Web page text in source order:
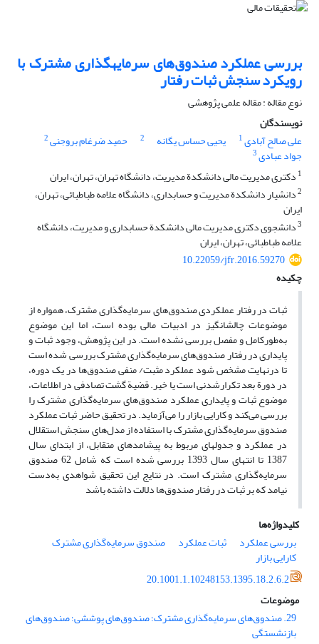
بررسی عملکرد صندوق‌های سرمایهگذاری مشترک با
رویکرد سنجش ثبات رفتار
نوع مقاله : مقاله علمی پژوهشی
نویسندگان
علی صالح آبادی1 یحیی حساس یگانه 2 حمید ضرغام بروجنی2
جواد عبادی3
1 دکتری مدیریت مالی دانشکدة مدیریت، دانشگاه تهران، تهران، ایران
2دانشیار دانشکدة مدیریت و حسابداری، دانشگاه علامه طباطبائی، تهران،
ایران
3دانشجوی دکتری مدیریت مالی دانشکدة حسابداری و مدیریت، دانشگاه
علامه طباطبائی، تهران، ایران
10.22059/jfr.2016.59270
چکیده
ثبات در رفتار عملکردی صندوق‌های سرمایه‌گذاری مشترک، همواره از
موضوعات چالش‎انگیز در ادبیات مالی بوده است، اما این موضوع
به‌طورکامل و مفصل بررسی نشده است. در این پژوهش، وجود ثبات و
پایداری در رفتار صندوق‌های سرمایه‌گذاری مشترک بررسی شده است
تا درنهایت مشخص شود عملکرد مثبت/ منفی صندوق‌ها در یک دوره،
در دورة بعد تکرارشدنی است یا خیر. قضیة گشت تصادفی در اطلاعات،
موضوع ثبات و پایداری عملکرد صندوق‌های سرمایه‌گذاری مشترک را
بررسی می‌کند و کارایی بازار را می‌آزماید. در تحقیق حاضر ثبات عملکرد
صندوق سرمایه‌گذاری مشترک با استفاده از مدل‌های سنجش استقلال
در عملکرد و جدول‎های مربوط به پیشامدهای متقابل، از ابتدای سال
1387 تا انتهای سال 1393 بررسی شده است که شامل 62 صندوق
سرمایه‌گذاری مشترک است. در نتایج این تحقیق شواهدی به‌دست
نیامد که بر ثبات در رفتار صندوق‌ها دلالت داشته باشد
کلیدواژه‌ها
بررسی عملکرد
ثبات عملکرد صندوق سرمایه‌گذاری مشترک
کارایی بازار
20.1001.1.10248153.1395.18.2.6.2
موضوعات
29. صندوق‌های سرمایه‌گذاری مشترک؛ صندوق‌های پوششی؛ صندوق‌های
بازنشستگی